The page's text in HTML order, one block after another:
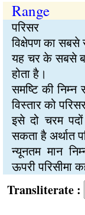
Range
परिसर
विक्षेपण का सबसे
यह चर के सबसे
होता है।
समष्टि की निम्न
विस्तार को
इसे दो चरम
सकता है अर्थात
न्यूनतम मान
ऊपरी परिसीमा
: